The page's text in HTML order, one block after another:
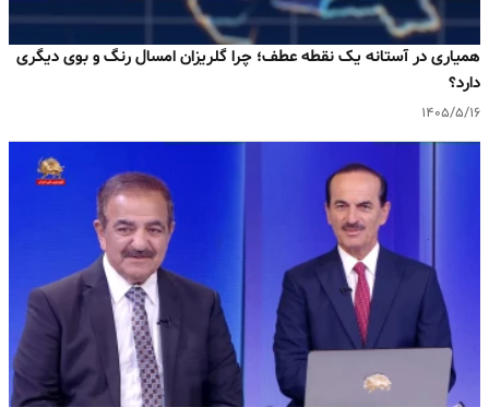
همیاری در آستانه یک نقطه عطف؛ چرا گلریزان امسال رنگ و بوی دیگری
دارد؟
۱۴۰۵/۵/۱۶